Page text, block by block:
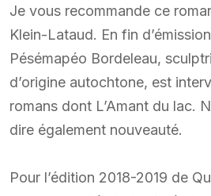
Je vous recommande ce
Klein-Lataud. En fin
Pésémapéo Bordeleau,
d’origine autochtone, est
romans dont L’Amant du lac.
dire également nouveauté.
Pour l’édition 2018-2019 de